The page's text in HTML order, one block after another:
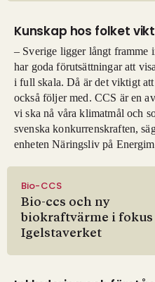
Kunskap hos folket
– Sverige ligger långt framme
har goda förutsättningar att
i full skala. Då är det viktigt att
också följer med. CCS är en
vi ska nå våra klimatmål och
svenska konkurrenskraften,
enheten Näringsliv på
Bio-CCS
Bio-ccs och ny
biokraftvärme i fokus
Igelstaverket